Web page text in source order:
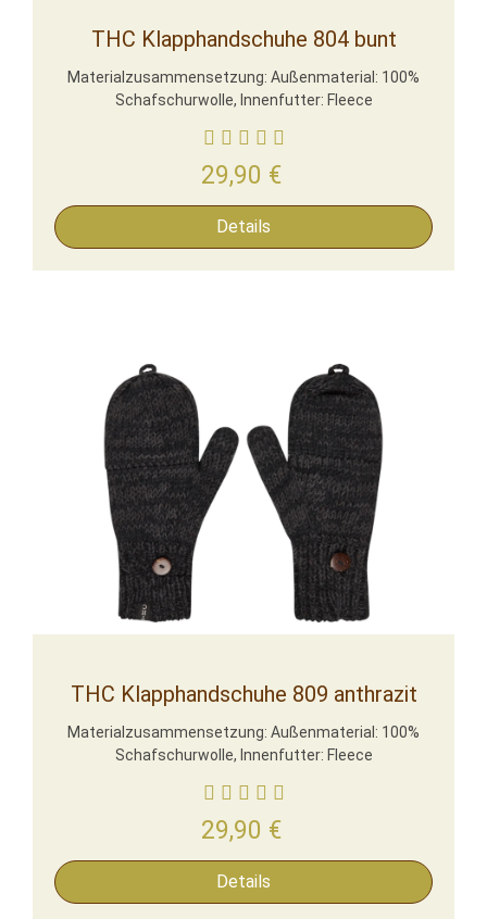
THC Klapphandschuhe 804 bunt
Materialzusammensetzung: Außenmaterial: 100%
Schafschurwolle, Innenfutter: Fleece
29,90 €
Details
THC Klapphandschuhe 809 anthrazit
Materialzusammensetzung: Außenmaterial: 100%
Schafschurwolle, Innenfutter: Fleece
29,90 €
Details